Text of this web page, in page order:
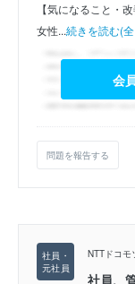
【気になること・
女性...続きを読む(
会
問題を報告する
NTTドコモ
社員、